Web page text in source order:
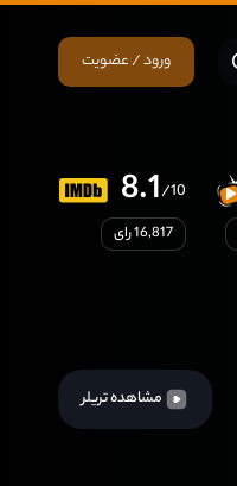
ورود / عضویت
8.1/10
16,817 رای
مشاهده تریلر